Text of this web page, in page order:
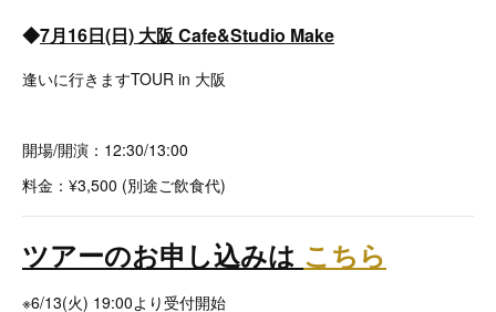
◆7月16日(日) 大阪 Cafe&Studio Make
逢いに行きますTOUR in 大阪
開場/開演：12:30/13:00
料金：¥3,500 (別途ご飲食代)
ツアーのお申し込みは こちら
※6/13(火) 19:00より受付開始